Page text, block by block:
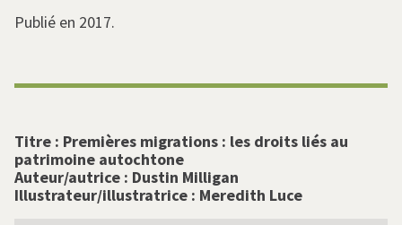
Publié en 2017.
Titre : Premières migrations : les droits liés au
patrimoine autochtone
Auteur/autrice : Dustin Milligan
Illustrateur/illustratrice : Meredith Luce